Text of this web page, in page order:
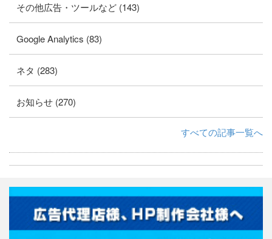
その他広告・ツールなど (143)
Google Analytics (83)
ネタ (283)
お知らせ (270)
すべての記事一覧へ